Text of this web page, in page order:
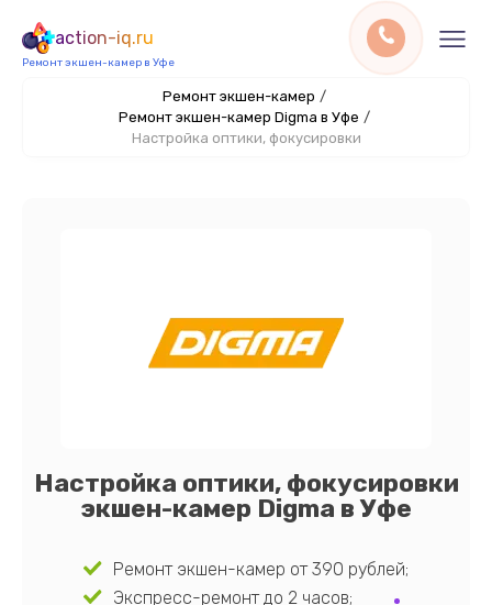
action-iq.ru
Ремонт экшен-камер в Уфе
Ремонт экшен-камер /
Ремонт экшен-камер Digma в Уфе /
Настройка оптики, фокусировки
Настройка оптики, фокусировки
экшен-камер Digma в Уфе
Ремонт экшен-камер от 390 рублей;
Экспресс-ремонт до 2 часов;